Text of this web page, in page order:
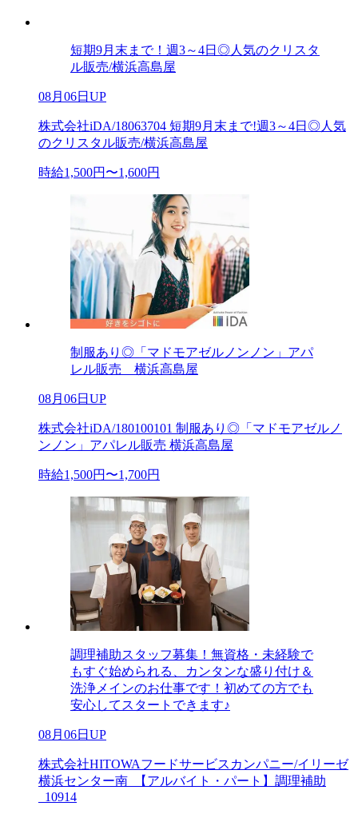
短期9月末まで！週3～4日◎人気のクリスタ
ル販売/横浜高島屋
08月06日UP
株式会社iDA/18063704 短期9月末まで!週3～4日◎人気
のクリスタル販売/横浜高島屋
時給1,500円〜1,600円
制服あり◎「マドモアゼルノンノン」アパ
レル販売 横浜高島屋
08月06日UP
株式会社iDA/180100101 制服あり◎「マドモアゼルノ
ンノン」アパレル販売 横浜高島屋
時給1,500円〜1,700円
調理補助スタッフ募集！無資格・未経験で
もすぐ始められる、カンタンな盛り付け＆
洗浄メインのお仕事です！初めての方でも
安心してスタートできます♪
08月06日UP
株式会社HITOWAフードサービスカンパニー/イリーゼ
横浜センター南_【アルバイト・パート】調理補助
_10914